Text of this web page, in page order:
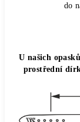
do
U našich
prostřední